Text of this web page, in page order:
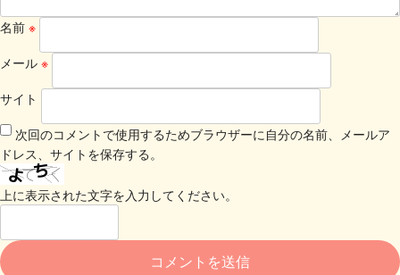
名前 ※
メール ※
サイト
次回のコメントで使用するためブラウザーに自分の名前、メールア
ドレス、サイトを保存する。
上に表示された文字を入力してください。